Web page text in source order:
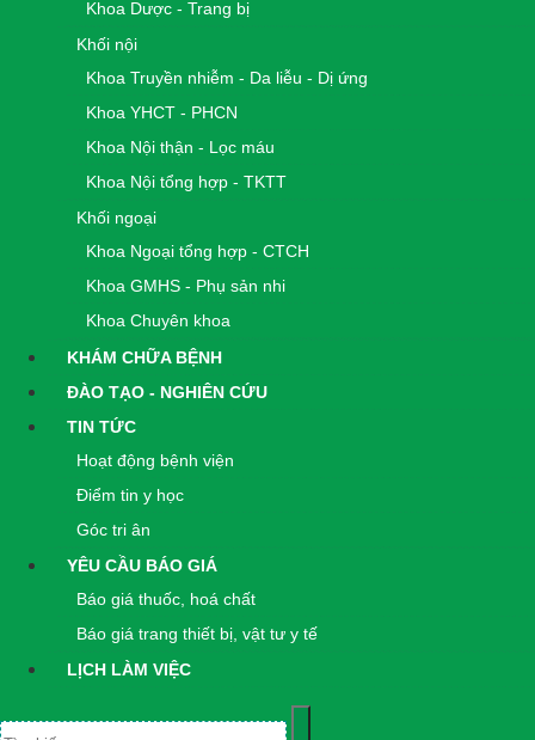
Khoa Dược - Trang bị
Khối nội
Khoa Truyền nhiễm - Da liễu - Dị ứng
Khoa YHCT - PHCN
Khoa Nội thận - Lọc máu
Khoa Nội tổng hợp - TKTT
Khối ngoại
Khoa Ngoại tổng hợp - CTCH
Khoa GMHS - Phụ sản nhi
Khoa Chuyên khoa
KHÁM CHỮA BỆNH
ĐÀO TẠO - NGHIÊN CỨU
TIN TỨC
Hoạt động bệnh viện
Điểm tin y học
Góc tri ân
YÊU CẦU BÁO GIÁ
Báo giá thuốc, hoá chất
Báo giá trang thiết bị, vật tư y tế
LỊCH LÀM VIỆC